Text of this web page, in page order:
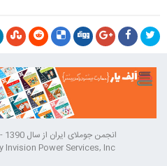
انجمن جوملای ایران از سال 1390 - تلفن تماس 02165399984
Power Services, Inc.